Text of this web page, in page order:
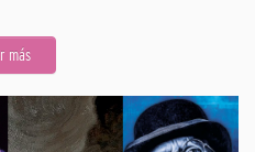
más